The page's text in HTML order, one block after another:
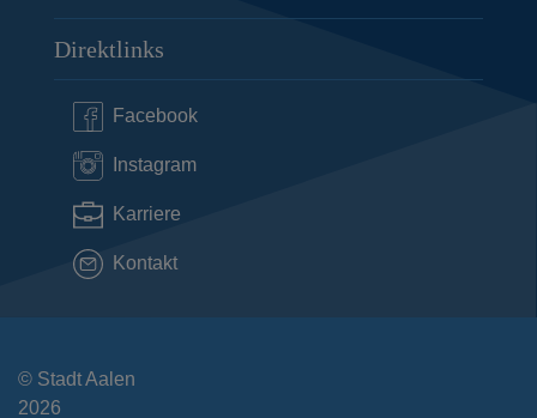
Direktlinks
Facebook
Instagram
Karriere
Kontakt
© Stadt Aalen
2026